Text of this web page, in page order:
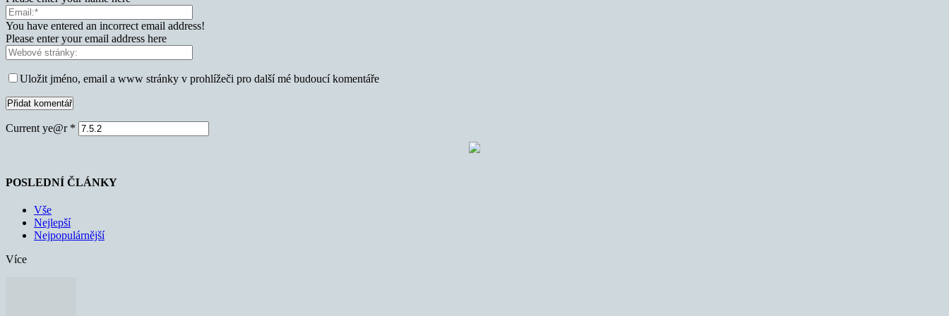
You have entered an incorrect email address!
Please enter your email address here
Uložit jméno, email a www stránky v prohlížeči pro další mé budoucí komentáře
Current ye@r *
POSLEDNÍ ČLÁNKY
Vše
Nejlepší
Nejpopulárnější
Více